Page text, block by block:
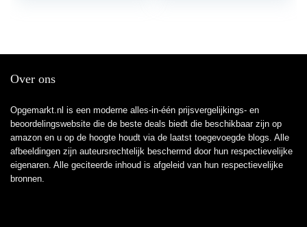
Over ons
Opgemarkt.nl is een moderne alles-in-één prijsvergelijkings- en
beoordelingswebsite die de beste deals biedt die beschikbaar zijn op
amazon en u op de hoogte houdt via de laatst toegevoegde blogs. Alle
afbeeldingen zijn auteursrechtelijk beschermd door hun respectievelijke
eigenaren. Alle geciteerde inhoud is afgeleid van hun respectievelijke
bronnen.